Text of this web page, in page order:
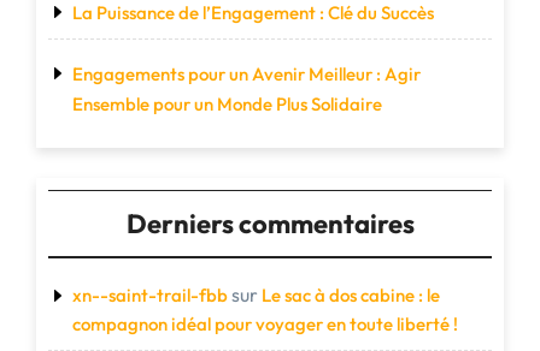
La Puissance de l’Engagement : Clé du Succès
Engagements pour un Avenir Meilleur : Agir
Ensemble pour un Monde Plus Solidaire
Derniers commentaires
xn--saint-trail-fbbsur Le sac à dos cabine : le
compagnon idéal pour voyager en toute liberté !